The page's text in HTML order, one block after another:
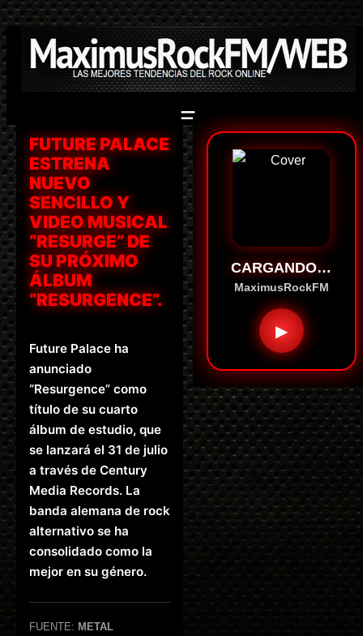
Saltar
al
contenido
FUTURE PALACE
ESTRENA
NUEVO
SENCILLO Y
VIDEO MUSICAL
“RESURGE” DE
SU PRÓXIMO
ÁLBUM
“RESURGENCE”.
Future Palace ha
anunciado
“Resurgence” como
título de su cuarto
álbum de estudio, que
se lanzará el 31 de julio
a través de Century
Media Records. La
banda alemana de rock
alternativo se ha
consolidado como la
mejor en su género.
FUENTE: METAL
CARGANDO…
MaximusRockFM
▶